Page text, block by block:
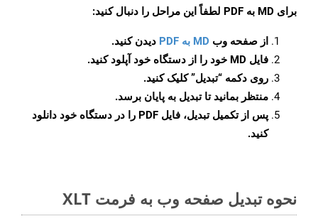
برای MD به PDF لطفاً این مراحل را دنبال کنید:
از صفحه وب MD به PDF
دیدن کنید.
فایل MD خود را از دستگاه خود آپلود کنید.
روی دکمه “تبدیل”کلیک کنید.
منتظر بمانید تا تبدیل به پایان برسد.
پس از تکمیل تبدیل، فایل PDF را در دستگاه خود دانلود
کنید.
نحوه تبدیل صفحه وب به فرمت XLT